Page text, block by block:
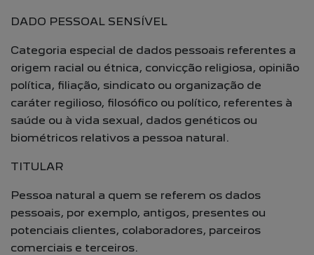
DADO PESSOAL SENSÍVEL
Categoria especial de dados pessoais referentes a
origem racial ou étnica, convicção religiosa, opinião
política, filiação, sindicato ou organização de
caráter regilioso, filosófico ou político, referentes à
saúde ou à vida sexual, dados genéticos ou
biométricos relativos a pessoa natural.
TITULAR
Pessoa natural a quem se referem os dados
pessoais, por exemplo, antigos, presentes ou
potenciais clientes, colaboradores, parceiros
comerciais e terceiros.